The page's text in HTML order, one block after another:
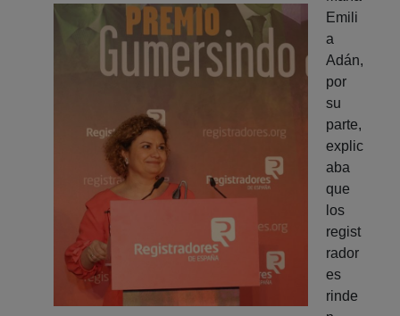
Emili
a
Adán,
por
su
parte,
explic
aba
que
los
regist
rador
es
rinde